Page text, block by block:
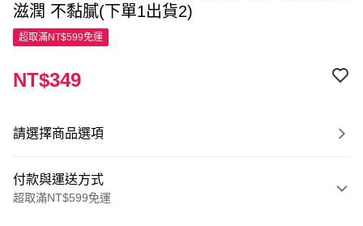
滋潤 不黏膩(下單1出貨2)
超取滿NT$599免運
NT$349
請選擇商品選項
付款與運送方式
超取滿NT$599免運